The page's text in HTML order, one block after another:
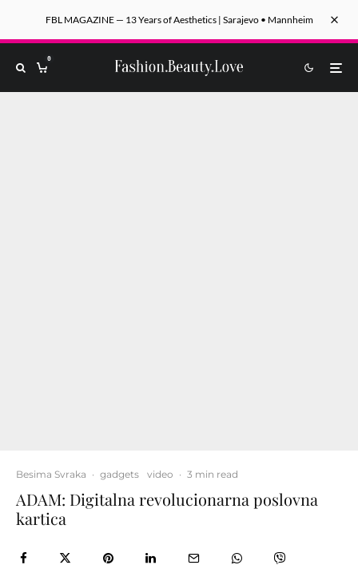
FBL MAGAZINE — 13 Years of Aesthetics | Sarajevo • Mannheim
0
Besima Svraka · gadgets video · 3 min read
ADAM: Digitalna revolucionarna poslovna
kartica